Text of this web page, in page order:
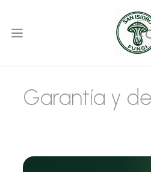
Garantía y